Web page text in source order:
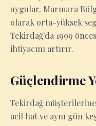
uygular. Marmara
olarak orta-yüksek
Tekirdağ'da 1999
ihtiyacını artırır.
Güçlendirme
Tekirdağ müşterilerine
acil hat ve aynı gün